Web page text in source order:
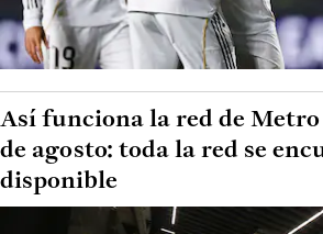
Así funciona la red de Metro
de agosto: toda la red se
disponible